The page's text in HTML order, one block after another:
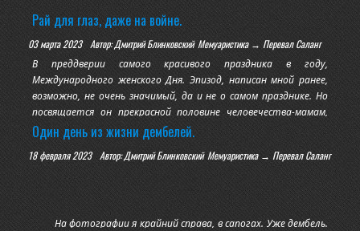
Рай для глаз, даже на войне.
03 марта 2023 Автор: Дмитрий Блинковский Мемуаристика → Перевал Саланг
В преддверии самого красивого праздника в году,
Международного женского Дня. Эпизод, написан мной ранее,
возможно, не очень значимый, да и не о самом празднике. Но
посвящается он прекрасной половине человечества-мамам,
бабушкам, женщинам, девушкам.
Горная система Гиндукуш, провинция Парван, перевал Саланг,
1985 год.
Моя служба в армии подходила к завершению. Уже дембель.
Один день из жизни дембелей.
18 февраля 2023 Автор: Дмитрий Блинковский Мемуаристика → Перевал Саланг
На фотографии я крайний справа, в сапогах. Уже дембель.